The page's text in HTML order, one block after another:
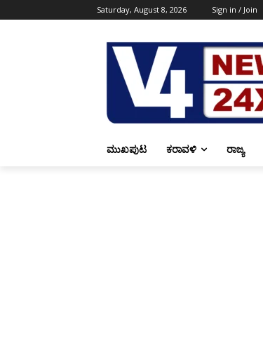
Saturday, August 8, 2026 Sign in / Join
ಮುಖಪುಟ ಕರಾವಳಿ ರಾಜ್ಯ